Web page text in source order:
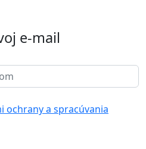
e-mail
ochrany a spracúvania